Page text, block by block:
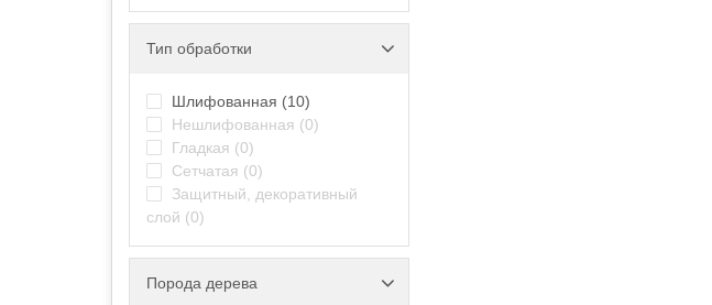
Тип обработки
Шлифованная (10)
Нешлифованная (0)
Гладкая (0)
Сетчатая (0)
Защитный, декоративный
слой (0)
Порода дерева